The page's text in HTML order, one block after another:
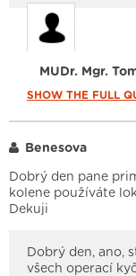
MUDr. Mgr.
SHOW THE FULL
Benesova
Dobrý den pane
kolene používáte
Dekuji
Dobrý den, ano,
všech operací